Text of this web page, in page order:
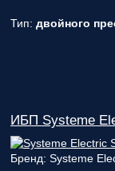
Тип: двойного
ИБП Systeme
Бренд: Systeme